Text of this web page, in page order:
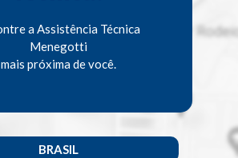
a Assistência Técnica
Menegotti
mais próxima de você.
BRASIL